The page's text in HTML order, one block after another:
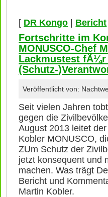
[ DR Kongo Bericht
Fortschritte im
MONUSCO-Chef
Lackmustest
(Schutz-
Veröffentlicht von:
Seit vielen Jahren
gegen die
August 2013 leitet
Kobler MONUSCO,
ZUm Schutz der
jetzt konsequent und
machen. Was trägt
Bericht und
Martin Kobler.